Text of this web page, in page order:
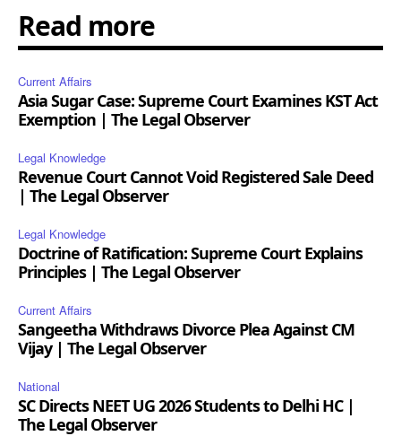
Read more
Current Affairs
Asia Sugar Case: Supreme Court Examines KST Act
Exemption | The Legal Observer
Legal Knowledge
Revenue Court Cannot Void Registered Sale Deed
| The Legal Observer
Legal Knowledge
Doctrine of Ratification: Supreme Court Explains
Principles | The Legal Observer
Current Affairs
Sangeetha Withdraws Divorce Plea Against CM
Vijay | The Legal Observer
National
SC Directs NEET UG 2026 Students to Delhi HC |
The Legal Observer